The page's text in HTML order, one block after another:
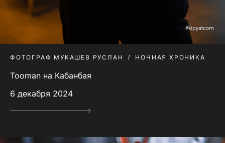
ФОТОГРАФ МУКАШЕВ РУСЛАН НОЧНАЯ ХРОНИКА
Tooman на Кабанбая
6 декабря 2024